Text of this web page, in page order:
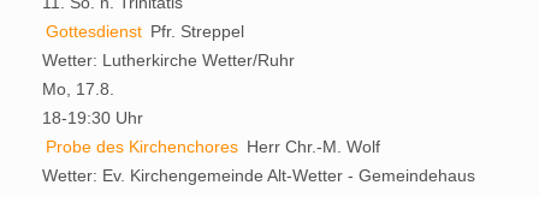
Gottesdienst Pfr. Streppel
Wetter: Lutherkirche Wetter/Ruhr
Mo, 17.8.
18-19:30 Uhr
Probe des Kirchenchores Herr Chr.-M. Wolf
Wetter: Ev. Kirchengemeinde Alt-Wetter - Gemeindehaus